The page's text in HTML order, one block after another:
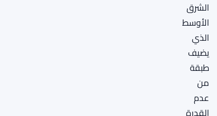
الشرق
الأوسط
الذي
يضيف
طبقة
من
عدم
القدرة